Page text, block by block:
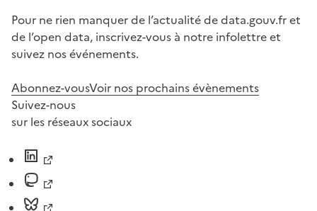
Pour ne rien manquer de l’actualité de data.gouv.fr et
de l’open data, inscrivez-vous à notre infolettre et
suivez nos événements.
Abonnez-vousVoir nos prochains évènements
Suivez-nous
sur les réseaux sociaux